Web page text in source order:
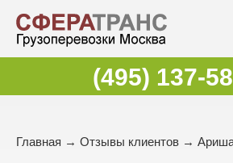
(495) 137-
Главная → Отзывы клиентов →